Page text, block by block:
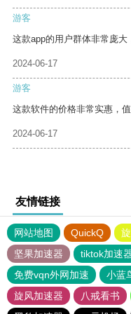
游客
这款app的用户群体非常庞大
2024-06-17
游客
这款软件的价格非常实惠，值
2024-06-17
友情链接
网站地图 QuickQ
坚果加速器
tiktok加速
免费vqn外网加速
小蓝
旋风加速器
八戒看书